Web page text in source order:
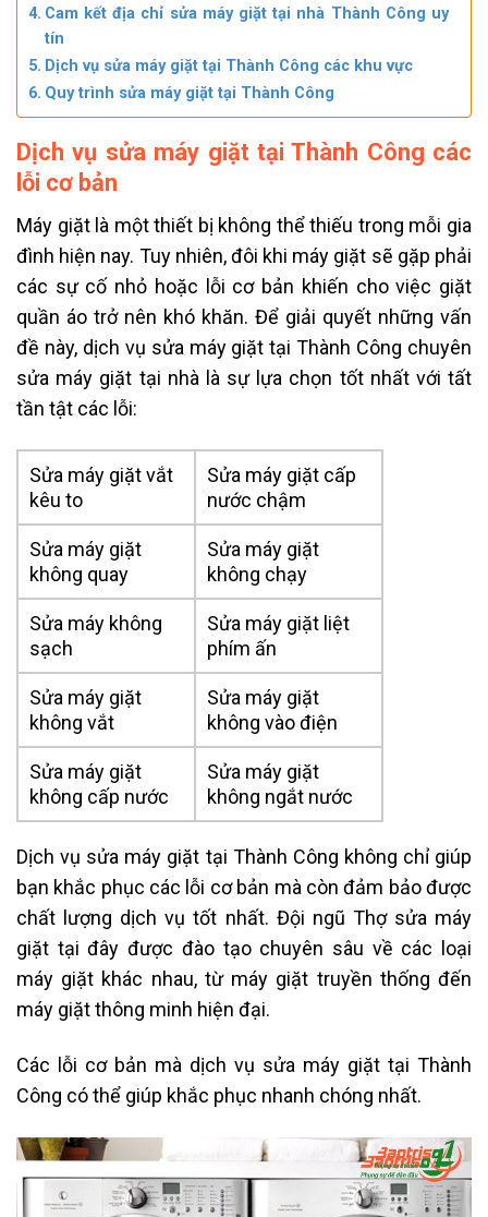
Cam kết địa chỉ sửa máy giặt tại nhà Thành Công uy
tín
Dịch vụ sửa máy giặt tại Thành Công các khu vực
Quy trình sửa máy giặt tại Thành Công
Dịch vụ sửa máy giặt tại Thành Công các
lỗi cơ bản
Máy giặt là một thiết bị không thể thiếu trong mỗi gia
đình hiện nay. Tuy nhiên, đôi khi máy giặt sẽ gặp phải
các sự cố nhỏ hoặc lỗi cơ bản khiến cho việc giặt
quần áo trở nên khó khăn. Để giải quyết những vấn
đề này, dịch vụ sửa máy giặt tại Thành Công chuyên
sửa máy giặt tại nhà là sự lựa chọn tốt nhất với tất
tần tật các lỗi:
Sửa máy giặt vắt
kêu to
Sửa máy giặt cấp
nước chậm
Sửa máy giặt
không quay
Sửa máy giặt
không chạy
Sửa máy không
sạch
Sửa máy giặt liệt
phím ấn
Sửa máy giặt
không vắt
Sửa máy giặt
không vào điện
Sửa máy giặt
không cấp nước
Sửa máy giặt
không ngắt nước
Dịch vụ sửa máy giặt tại Thành Công không chỉ giúp
bạn khắc phục các lỗi cơ bản mà còn đảm bảo được
chất lượng dịch vụ tốt nhất. Đội ngũ Thợ sửa máy
giặt tại đây được đào tạo chuyên sâu về các loại
máy giặt khác nhau, từ máy giặt truyền thống đến
máy giặt thông minh hiện đại.
Các lỗi cơ bản mà dịch vụ sửa máy giặt tại Thành
Công có thể giúp khắc phục nhanh chóng nhất.